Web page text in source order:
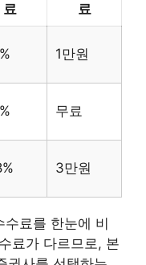
료
료
1만원
무료
3만원
료를 한눈에 비
료가 다르므로, 본